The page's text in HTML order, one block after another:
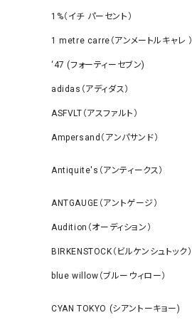
1%（イチ パーセント）
1 metre carre（アンメートルキャレ ）
‘47 (フォーティーセブン)
adidas（アディダス）
ASFVLT（アスファルト）
Ampersand（アンパサンド）
Antiquite's（アンティークス）
ANTGAUGE（アントゲージ）
Audition（オーディション）
BIRKENSTOCK（ビルケンシュトック）
blue willow（ブルーウィロー）
CYAN TOKYO (シアントーキョー)